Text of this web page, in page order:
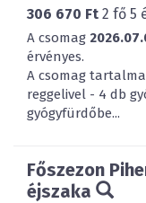
306 670 Ft 2 fő 5
A csomag
érvényes.
A csomag
reggelivel - 4 db
gyógyfürdőbe...
Főszezon
éjszaka